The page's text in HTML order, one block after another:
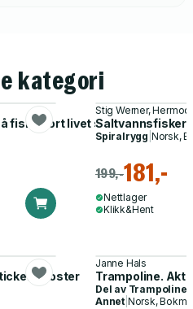
kategori
fiske bort livet sitt
Stig Werner,
Saltvannsfisker
Spiralrygg Norsk,
199,-181,-
Nettlager
Klikk&Hent
Booster
Janne Hals
Trampoline.
Del av Trampoline
Annet| Norsk,